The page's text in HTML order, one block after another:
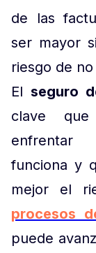
de las
ser mayor
riesgo de
El seguro
clave que
enfrentar
funciona y
mejor el
procesos
puede